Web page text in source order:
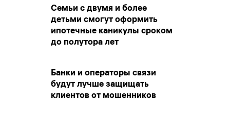
Семьи с двумя и более
детьми смогут оформить
ипотечные каникулы сроком
до полутора лет
Банки и операторы связи
будут лучше защищать
клиентов от мошенников